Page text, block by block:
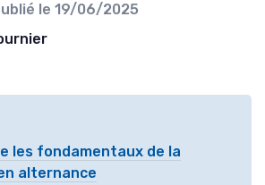
le 19/06/2025
les fondamentaux de la
alternance